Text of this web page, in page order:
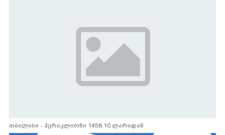
თბილისი - ჰერაკლიონი 1458.10 ლარიდან